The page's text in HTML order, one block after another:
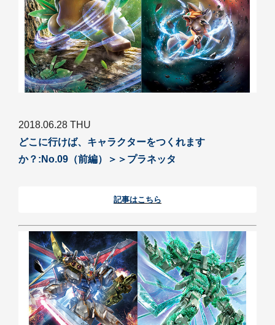
2018.06.28 THU
どこに行けば、キャラクターをつくれます
か？:No.09（前編）＞＞プラネッタ
記事はこちら